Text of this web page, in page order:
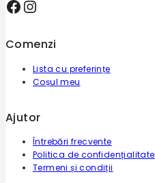
Facebook
Instagram
Comenzi
Lista cu preferințe
Coșul meu
Ajutor
Întrebări frecvente
Politica de confidențialitate
Termeni și condiții